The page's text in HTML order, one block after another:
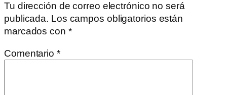
Tu dirección de correo electrónico no será
publicada. Los campos obligatorios están
marcados con *
Comentario *